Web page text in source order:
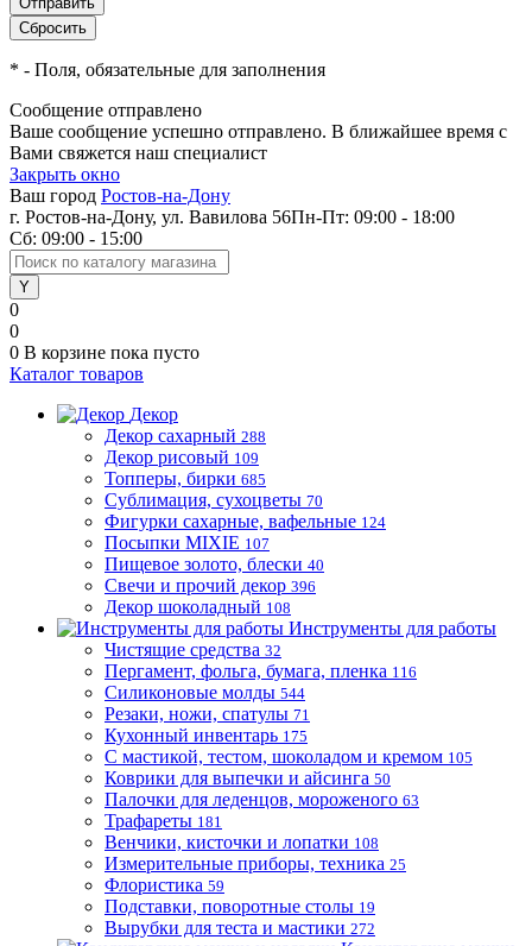
* - Поля, обязательные для заполнения
Сообщение отправлено
Ваше сообщение успешно отправлено. В ближайшее время с
Вами свяжется наш специалист
Закрыть окно
Ваш город Ростов-на-Дону
г. Ростов-на-Дону, ул. Вавилова 56Пн-Пт: 09:00 - 18:00
Сб: 09:00 - 15:00
0
0
0 В корзине пока пусто
Каталог товаров
Декор
Декор сахарный 288
Декор рисовый 109
Топперы, бирки 685
Сублимация, сухоцветы 70
Фигурки сахарные, вафельные 124
Посыпки MIXIE 107
Пищевое золото, блески 40
Свечи и прочий декор 396
Декор шоколадный 108
Инструменты для работы
Чистящие средства 32
Пергамент, фольга, бумага, пленка 116
Силиконовые молды 544
Резаки, ножи, спатулы 71
Кухонный инвентарь 175
С мастикой, тестом, шоколадом и кремом 105
Коврики для выпечки и айсинга 50
Палочки для леденцов, мороженого 63
Трафареты 181
Венчики, кисточки и лопатки 108
Измерительные приборы, техника 25
Флористика 59
Подставки, поворотные столы 19
Вырубки для теста и мастики 272